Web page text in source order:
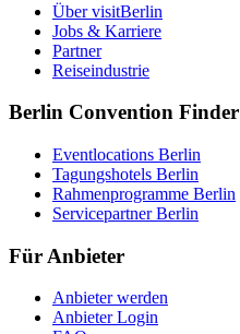
Über visitBerlin
Jobs & Karriere
Partner
Reiseindustrie
Berlin Convention Finder
Eventlocations Berlin
Tagungshotels Berlin
Rahmenprogramme Berlin
Servicepartner Berlin
Für Anbieter
Anbieter werden
Anbieter Login